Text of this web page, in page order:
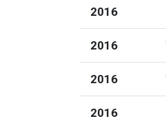
2016
2016
2016
2016